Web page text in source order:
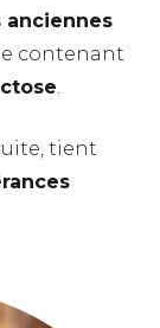
anciennes
contenant
.
tient